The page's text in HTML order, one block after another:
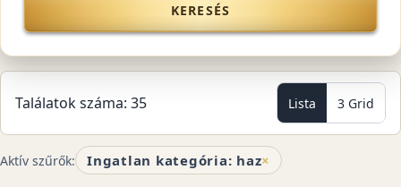
KERESÉS
Találatok száma: 35 Lista 3 Grid
Aktív szűrők: Ingatlan kategória: haz×